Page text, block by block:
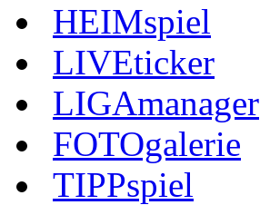
HEIMspiel
LIVEticker
LIGAmanager
FOTOgalerie
TIPPspiel